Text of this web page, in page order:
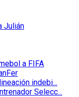
Julián
a FIFA
indebi...
Selecc...